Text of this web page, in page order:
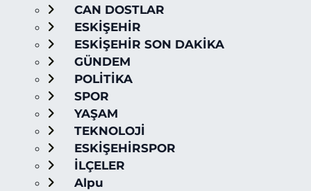
CAN DOSTLAR
ESKİŞEHİR
ESKİŞEHİR SON DAKİKA
GÜNDEM
POLİTİKA
SPOR
YAŞAM
TEKNOLOJİ
ESKİŞEHİRSPOR
İLÇELER
Alpu